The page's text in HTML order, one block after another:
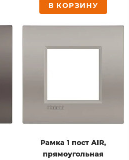
В КОРЗИНУ
Рамка 1 пост AIR,
прямоугольная